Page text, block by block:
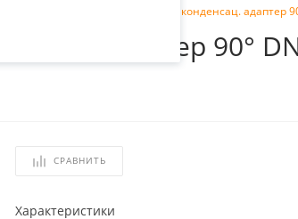
Stout Элемент дымохода конденсац. адаптер
адаптер 90°
СРАВНИТЬ
Характеристики